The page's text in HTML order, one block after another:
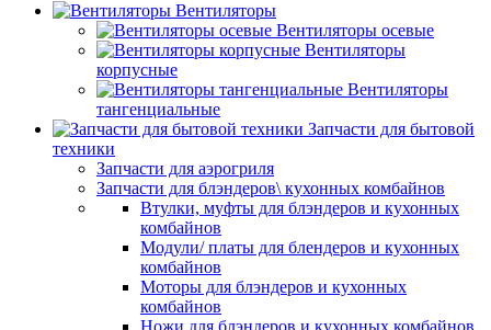
Вентиляторы
Вентиляторы осевые
Вентиляторы
корпусные
Вентиляторы
тангенциальные
Запчасти для бытовой
техники
Запчасти для аэрогриля
Запчасти для блэндеров\ кухонных комбайнов
Втулки, муфты для блэндеров и кухонных
комбайнов
Модули/ платы для блендеров и кухонных
комбайнов
Моторы для блэндеров и кухонных
комбайнов
Ножи для блэндеров и кухонных комбайнов